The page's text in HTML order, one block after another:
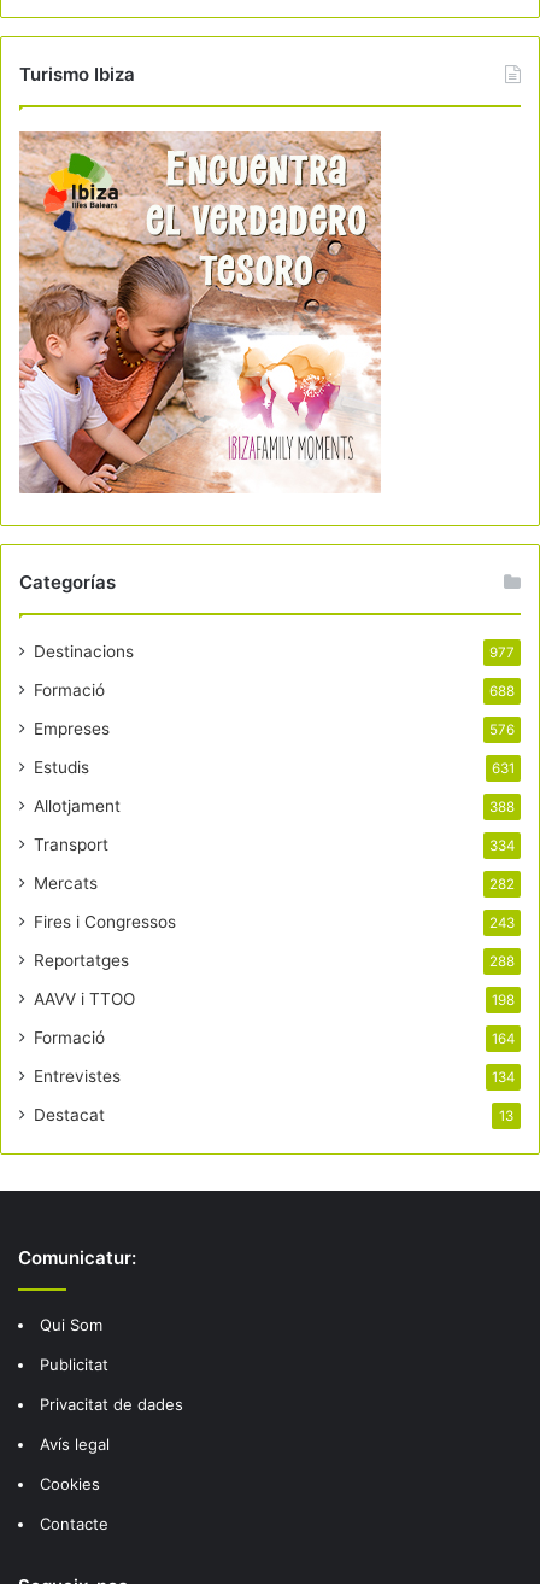
Turismo Ibiza
Categorías
Destinacions 977
Formació 688
Empreses 576
Estudis 631
Allotjament 388
Transport 334
Mercats 282
Fires i Congressos 243
Reportatges 288
AAVV i TTOO 198
Formació 164
Entrevistes 134
Destacat 13
Comunicatur:
Qui Som
Publicitat
Privacitat de dades
Avís legal
Cookies
Contacte